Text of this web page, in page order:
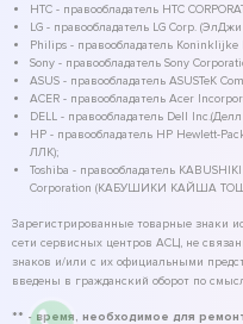
HTC - правообладатель HTC
LG - правообладатель LG Corp.
Philips - правообладатель
Sony - правообладатель Sony
ASUS - правообладатель ASUSTeK
ACER - правообладатель Acer
DELL - правообладатель Dell
HP - правообладатель HP Hewlett-
ЛЛК);
Toshiba - правообладатель
Corporation (КАБУШИКИ КАЙША
Зарегистрированные товарные знаки
сети сервисных центров АСЦ, не
знаков и/или с их официальными
введены в гражданский оборот по
** - время, необходимое для